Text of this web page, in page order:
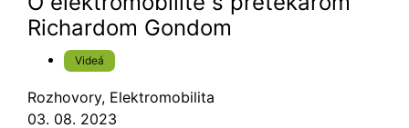
Richardom Gondom
Videá
Rozhovory, Elektromobilita
03. 08. 2023